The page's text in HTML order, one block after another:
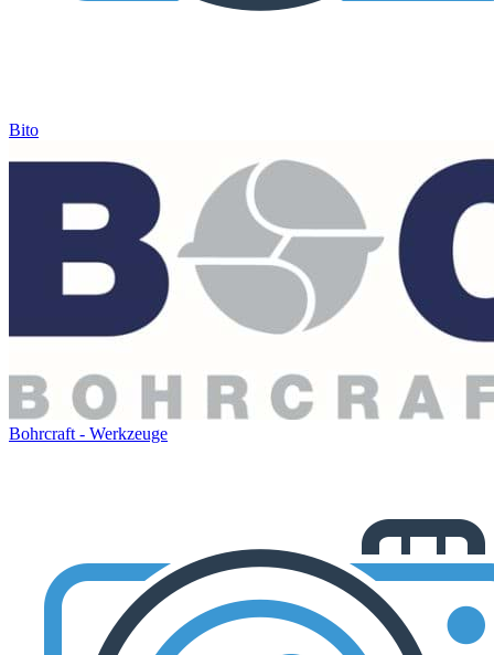
Bito
Bohrcraft - Werkzeuge